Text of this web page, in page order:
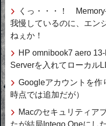
くっ・・・！
我慢しているのに、エン
ねぇか！
HP omnibook7 aero
Serverを入れてローカル
Googleアカウントを作
時点では追加だが）
Macのセキュリティア
たが結局Intego Oneにした